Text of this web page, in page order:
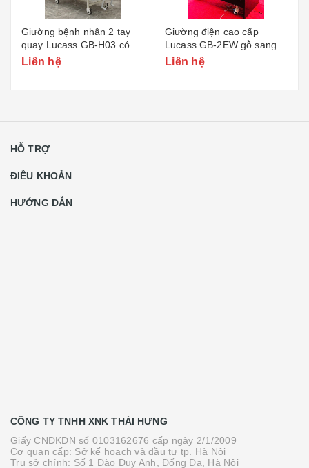
Giường điện cao cấp
Lucass GB-2EW gỗ sang
trọng
Liên hệ
Giường điện nâng hạ chiều
cao Lucass GB-3EW
Liên hệ
HỖ TRỢ
ĐIỀU KHOẢN
HƯỚNG DẪN
CÔNG TY TNHH XNK THÁI HƯNG
Giấy CNĐKDN số 0103162676 cấp ngày 2/1/2009
Cơ quan cấp: Sở kế hoạch và đầu tư tp. Hà Nội
Trụ sở chính: Số 1 Đào Duy Anh, Đống Đa, Hà Nội